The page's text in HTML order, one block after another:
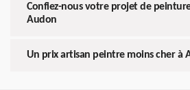
Confiez-nous votre projet de
Audon
Un prix artisan peintre moins cher à